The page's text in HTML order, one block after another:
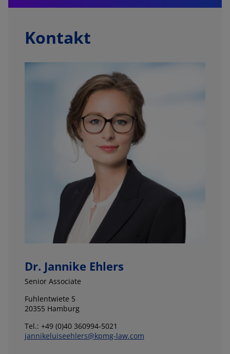
Kontakt
Dr. Jannike Ehlers
Senior Associate
Fuhlentwiete 5
20355 Hamburg
Tel.: +49 (0)40 360994-5021
jannikeluiseehlers@kpmg-law.com